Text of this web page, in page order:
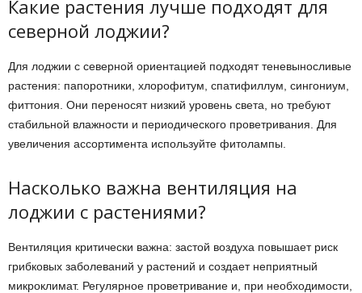
Какие растения лучше подходят для
северной лоджии?
Для лоджии с северной ориентацией подходят теневыносливые
растения: папоротники, хлорофитум, спатифиллум, сингониум,
фиттония. Они переносят низкий уровень света, но требуют
стабильной влажности и периодического проветривания. Для
увеличения ассортимента используйте фитолампы.
Насколько важна вентиляция на
лоджии с растениями?
Вентиляция критически важна: застой воздуха повышает риск
грибковых заболеваний у растений и создает неприятный
микроклимат. Регулярное проветривание и, при необходимости,